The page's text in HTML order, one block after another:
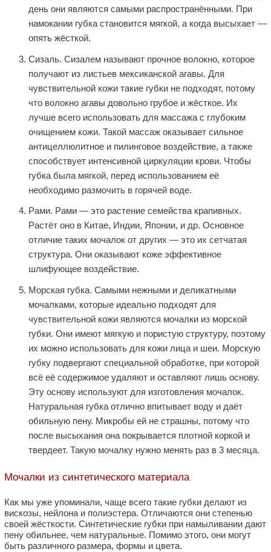
день они являются самыми распространёнными. При
намокании губка становится мягкой, а когда высыхает —
опять жёсткой.
Сизаль. Сизалем называют прочное волокно, которое
получают из листьев мексиканской агавы. Для
чувствительной кожи такие губки не подходят, потому
что волокно агавы довольно грубое и жёсткое. Их
лучше всего использовать для массажа с глубоким
очищением кожи. Такой массаж оказывает сильное
антицеллюлитное и пилинговое воздействие, а также
способствует интенсивной циркуляции крови. Чтобы
губка была мягкой, перед использованием её
необходимо размочить в горячей воде.
Рами. Рaми — это растение семейства крапивных.
Растёт оно в Китае, Индии, Японии, и др. Основное
отличие таких мочалок от других — это их сетчатая
структура. Они оказывают коже эффективное
шлифующее воздействие.
Морская губка. Самыми нежными и деликатными
мочалками, которые идеально подходят для
чувствительной кожи являются мочалки из морской
губки. Они имеют мягкую и пористую структуру, поэтому
их можно использовать для кожи лица и шеи. Морскую
губку подвергают специальной обработке, при которой
всё её содержимое удаляют и оставляют лишь основу.
Эту основу используют для изготовления мочалок.
Натуральная губка отлично впитывает воду и даёт
обильную пену. Микробы ей не страшны, потому что
после высыхания она покрывается плотной коркой и
твердеет. Такую мочалку нужно менять раз в 3 месяца.
Мочалки из синтетического материала
Как мы уже упоминали, чаще всего такие губки делают из
вискозы, нейлона и полиэстера. Отличаются они степенью
своей жёсткости. Синтетические губки при намыливании дают
пену обильнее, чем натуральные. Помимо этого, они могут
быть различного размера, формы и цвета.